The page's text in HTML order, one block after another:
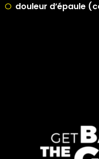
douleur d’épaule